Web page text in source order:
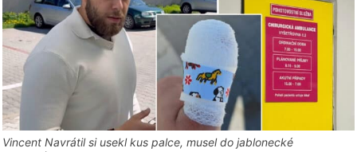
Vincent Navrátil si usekl kus palce, musel do jablonecké